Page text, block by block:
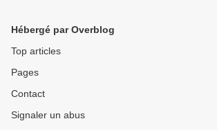
Hébergé par Overblog
Top articles
Pages
Contact
Signaler un abus